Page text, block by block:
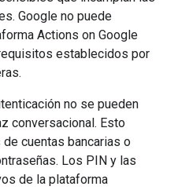
Google no puede
Actions on Google
establecidos por
no se pueden
conversacional. Esto
cuentas bancarias o
Los PIN y las
de la plataforma